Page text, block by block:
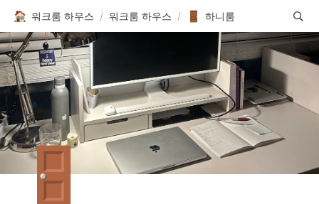
워크룸 하우스 / 워크룸 하우스 / 하니룸
🚪